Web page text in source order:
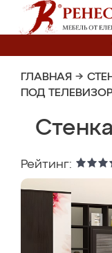
ГЛАВНАЯ →
ПОД
Рейтинг: